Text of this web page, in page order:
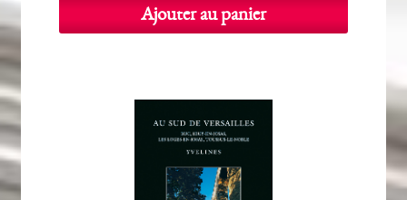
Ajouter au panier